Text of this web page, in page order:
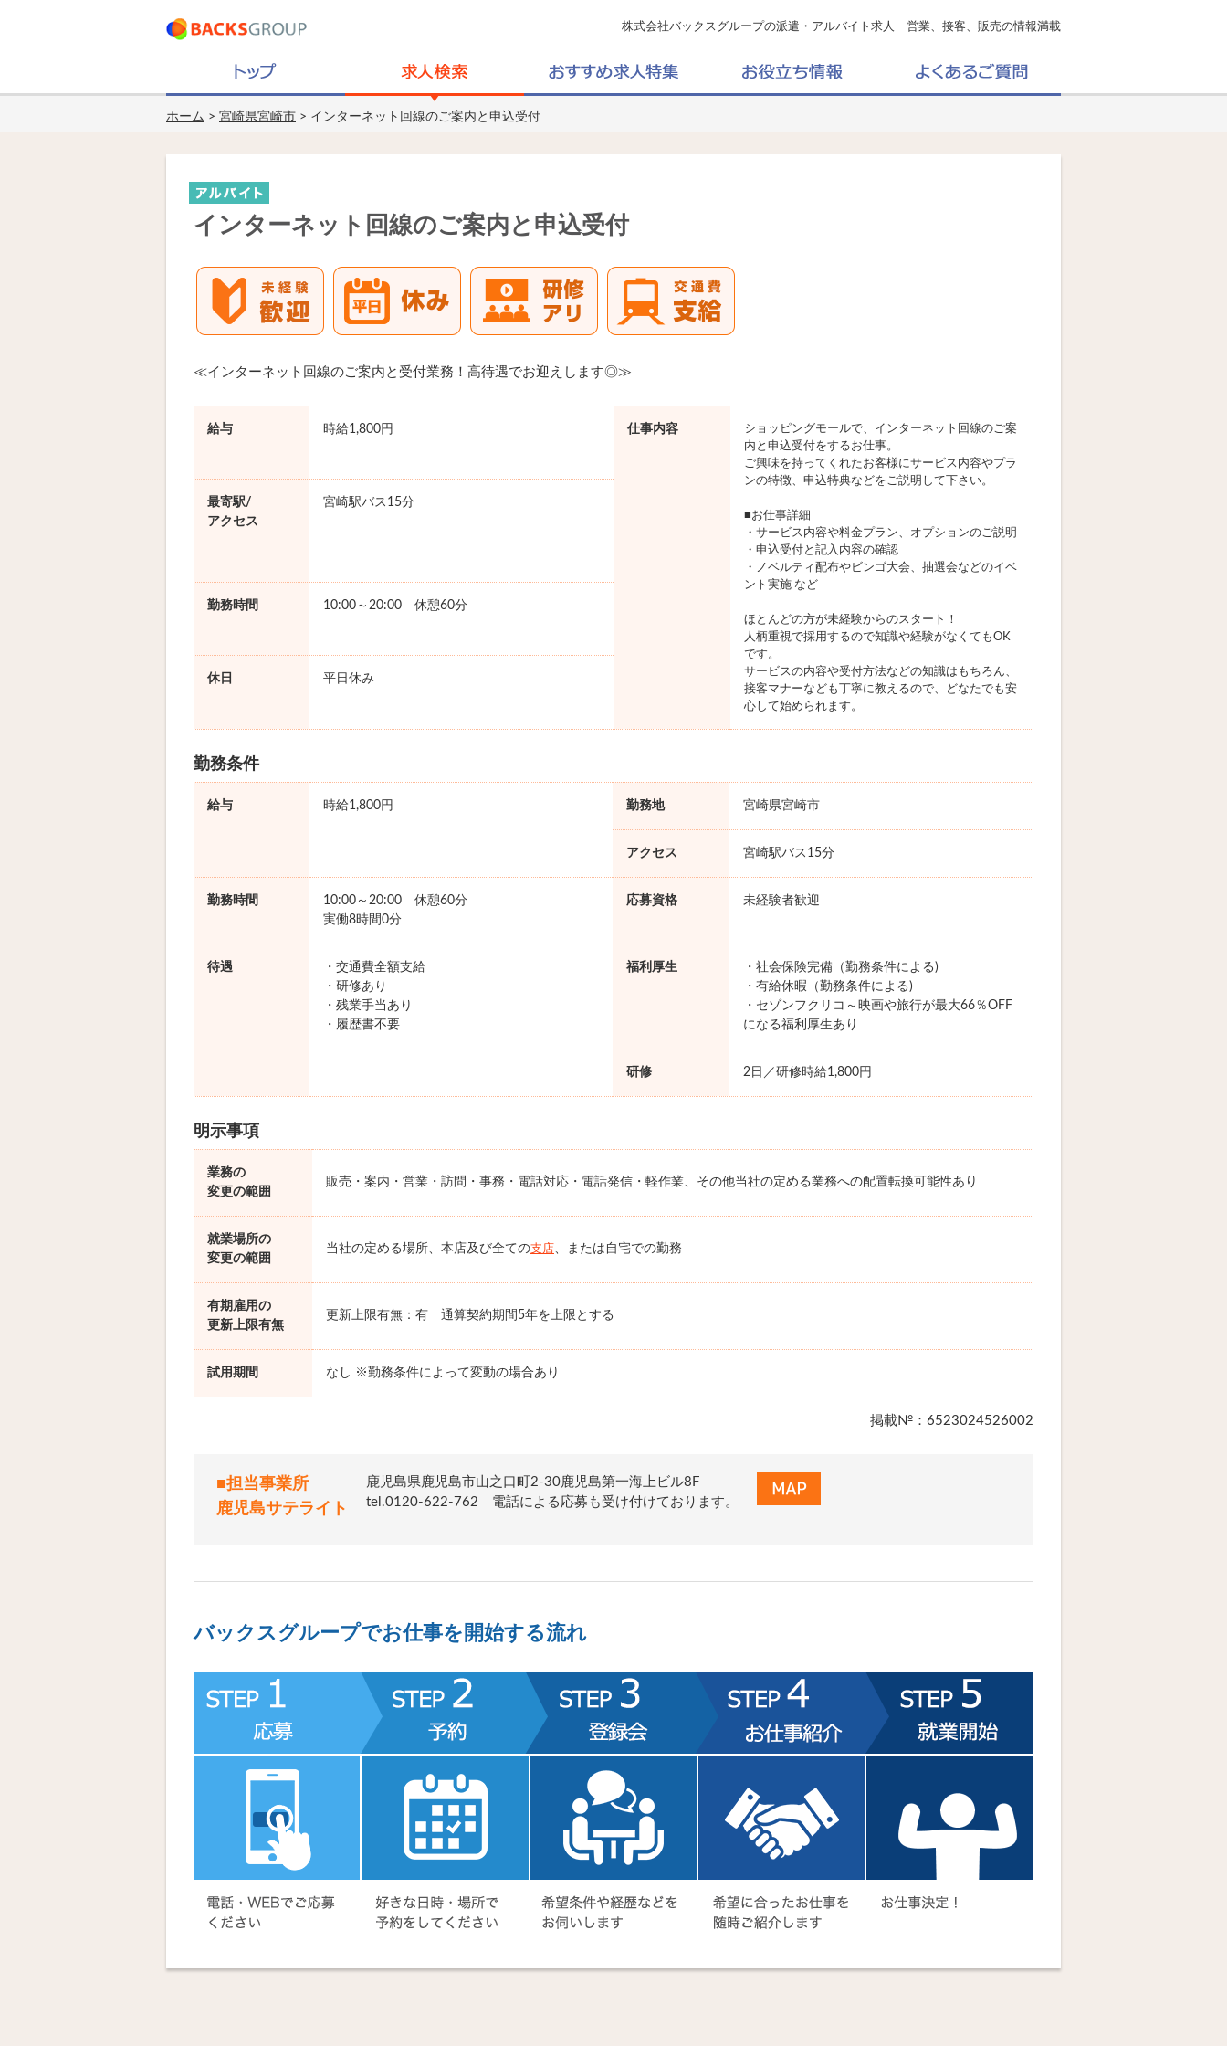
株式会社バックスグループの派遣・アルバイト求人 営業、接客、販売の情報満載
ホーム > 宮崎県宮崎市 > インターネット回線のご案内と申込受付
インターネット回線のご案内と申込受付
≪インターネット回線のご案内と受付業務！高待遇でお迎えします◎≫
給与 時給1,800円 仕事内容
ショッピングモールで、インターネット回線のご案
内と申込受付をするお仕事。
ご興味を持ってくれたお客様にサービス内容やプラ
ンの特徴、申込特典などをご説明して下さい。
■お仕事詳細
・サービス内容や料金プラン、オプションのご説明
・申込受付と記入内容の確認
・ノベルティ配布やビンゴ大会、抽選会などのイベ
ント実施 など
ほとんどの方が未経験からのスタート！
人柄重視で採用するので知識や経験がなくてもOK
です。
サービスの内容や受付方法などの知識はもちろん、
接客マナーなども丁寧に教えるので、どなたでも安
心して始められます。
最寄駅/
アクセス
宮崎駅バス15分
勤務時間 10:00～20:00 休憩60分
休日 平日休み
勤務条件
給与 時給1,800円 勤務地 宮崎県宮崎市
アクセス 宮崎駅バス15分
勤務時間
10:00～20:00 休憩60分
実働8時間0分
応募資格 未経験者歓迎
待遇
・交通費全額支給
・研修あり
・残業手当あり
・履歴書不要
福利厚生
・社会保険完備（勤務条件による)
・有給休暇（勤務条件による)
・セゾンフクリコ～映画や旅行が最大66％OFF
になる福利厚生あり
研修 2日／研修時給1,800円
明示事項
業務の
変更の範囲
販売・案内・営業・訪問・事務・電話対応・電話発信・軽作業、その他当社の定める業務への配置転換可能性あり
就業場所の
変更の範囲
当社の定める場所、本店及び全ての支店、または自宅での勤務
有期雇用の
更新上限有無
更新上限有無：有 通算契約期間5年を上限とする
試用期間 なし ※勤務条件によって変動の場合あり
掲載№：6523024526002
■担当事業所
鹿児島サテライト
鹿児島県鹿児島市山之口町2-30鹿児島第一海上ビル8F
tel.0120-622-762 電話による応募も受け付けております。
バックスグループでお仕事を開始する流れ